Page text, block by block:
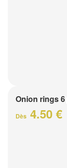
Onion rings
Dès 4.50 €